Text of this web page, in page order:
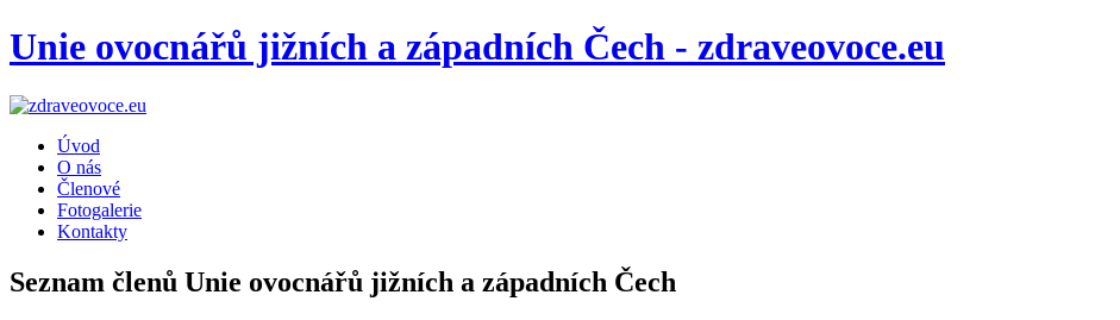
Unie ovocnářů jižních a západních Čech - zdraveovoce.eu
Úvod
O nás
Členové
Fotogalerie
Kontakty
Seznam členů Unie ovocnářů jižních a západních Čech